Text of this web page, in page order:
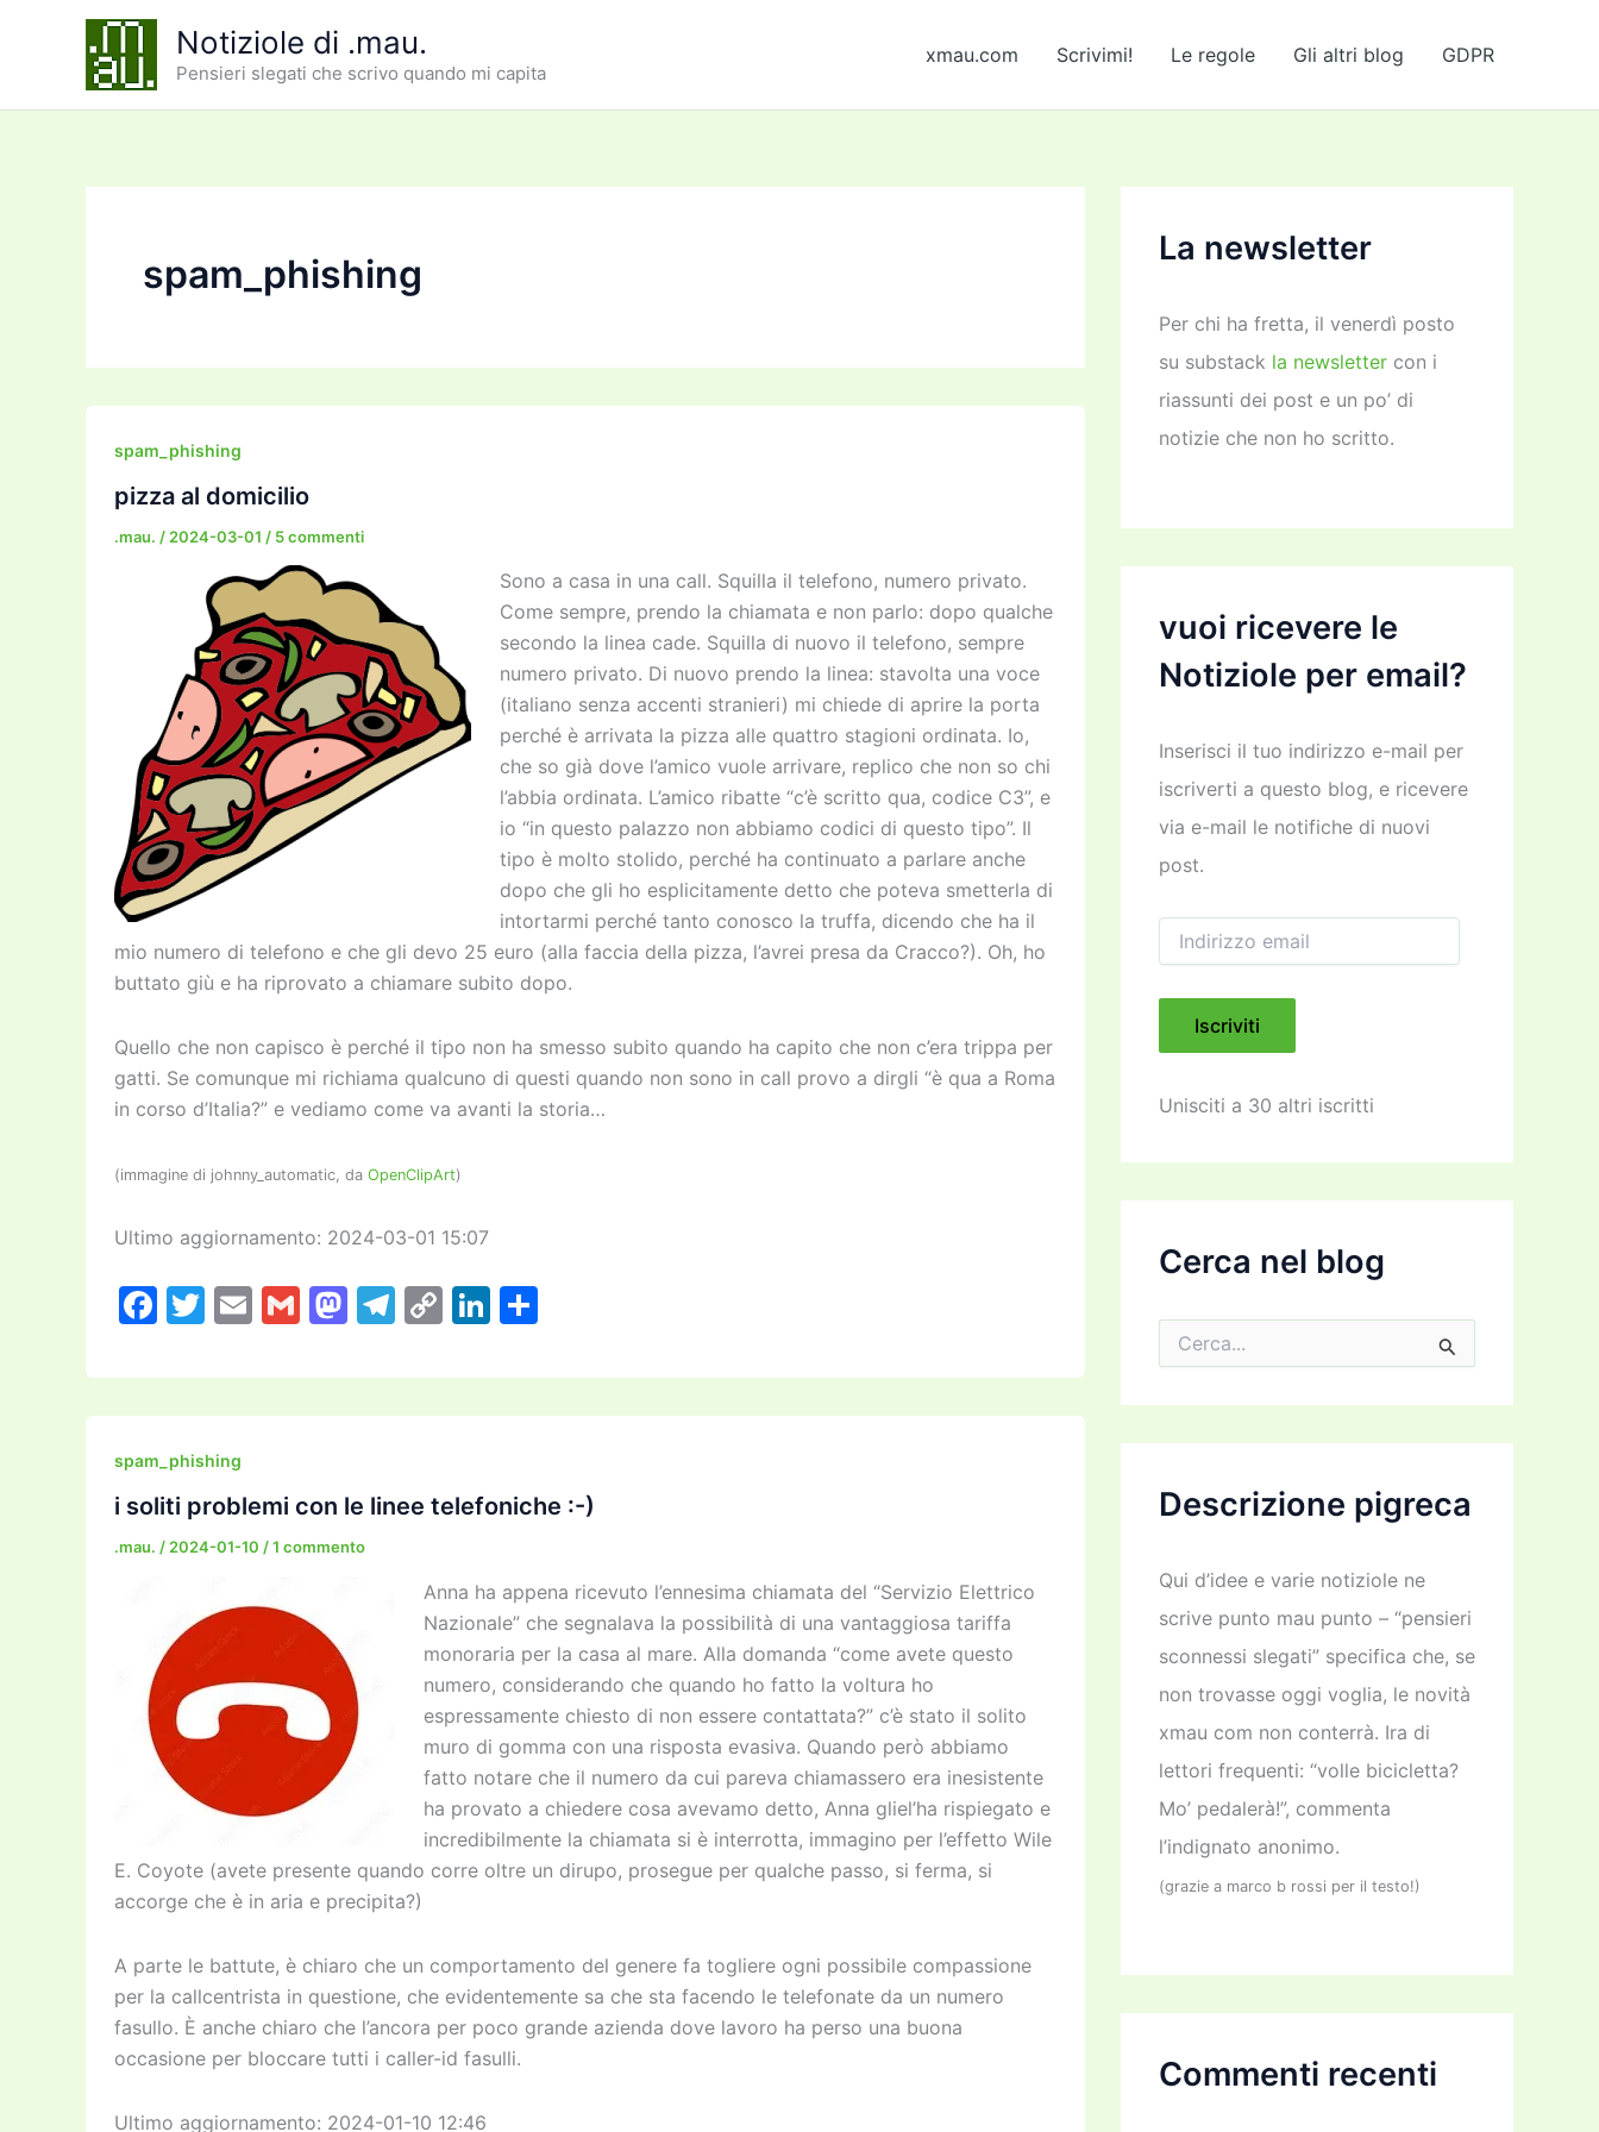
Notiziole di .mau.
Pensieri slegati che scrivo quando mi capita
xmau.com Scrivimi! Le regole Gli altri blog GDPR
spam_phishing
spam_phishing
pizza al domicilio
.mau. / 2024-03-01 / 5 commenti
Sono a casa in una call. Squilla il telefono, numero privato.
Come sempre, prendo la chiamata e non parlo: dopo qualche
secondo la linea cade. Squilla di nuovo il telefono, sempre
numero privato. Di nuovo prendo la linea: stavolta una voce
(italiano senza accenti stranieri) mi chiede di aprire la porta
perché è arrivata la pizza alle quattro stagioni ordinata. Io,
che so già dove l’amico vuole arrivare, replico che non so chi
l’abbia ordinata. L’amico ribatte “c’è scritto qua, codice C3”, e
io “in questo palazzo non abbiamo codici di questo tipo”. Il
tipo è molto stolido, perché ha continuato a parlare anche
dopo che gli ho esplicitamente detto che poteva smetterla di
intortarmi perché tanto conosco la truffa, dicendo che ha il
mio numero di telefono e che gli devo 25 euro (alla faccia della pizza, l’avrei presa da Cracco?). Oh, ho
buttato giù e ha riprovato a chiamare subito dopo.
Quello che non capisco è perché il tipo non ha smesso subito quando ha capito che non c’era trippa per
gatti. Se comunque mi richiama qualcuno di questi quando non sono in call provo a dirgli “è qua a Roma
in corso d’Italia?” e vediamo come va avanti la storia…
(immagine di johnny_automatic, da OpenClipArt)
Ultimo aggiornamento: 2024-03-01 15:07
F
c
e
b
o
o
T
itt
er
E
ai
l
G
ai
l
M
st
o
o
n
T
e
gr
m
C
p
y
n
Li
k
e
n
n
di
di
spam_phishing
i soliti problemi con le linee telefoniche :-)
.mau. / 2024-01-10 /1 commento
Anna ha appena ricevuto l’ennesima chiamata del “Servizio Elettrico
Nazionale” che segnalava la possibilità di una vantaggiosa tariffa
monoraria per la casa al mare. Alla domanda “come avete questo
numero, considerando che quando ho fatto la voltura ho
espressamente chiesto di non essere contattata?” c’è stato il solito
muro di gomma con una risposta evasiva. Quando però abbiamo
fatto notare che il numero da cui pareva chiamassero era inesistente
ha provato a chiedere cosa avevamo detto, Anna gliel’ha rispiegato e
incredibilmente la chiamata si è interrotta, immagino per l’effetto Wile
E. Coyote (avete presente quando corre oltre un dirupo, prosegue per qualche passo, si ferma, si
accorge che è in aria e precipita?)
A parte le battute, è chiaro che un comportamento del genere fa togliere ogni possibile compassione
per la callcentrista in questione, che evidentemente sa che sta facendo le telefonate da un numero
fasullo. È anche chiaro che l’ancora per poco grande azienda dove lavoro ha perso una buona
occasione per bloccare tutti i caller-id fasulli.
Ultimo aggiornamento: 2024-01-10 12:46
La newsletter
Per chi ha fretta, il venerdì posto
su substack la newsletter con i
riassunti dei post e un po’ di
notizie che non ho scritto.
vuoi ricevere le
Notiziole per email?
Inserisci il tuo indirizzo e-mail per
iscriverti a questo blog, e ricevere
via e-mail le notifiche di nuovi
post.
i
i
z
o
m
Iscriviti
Unisciti a 30 altri iscritti
Cerca nel blog
c
:
Descrizione pigreca
Qui d’idee e varie notiziole ne
scrive punto mau punto – “pensieri
sconnessi slegati” specifica che, se
non trovasse oggi voglia, le novità
xmau com non conterrà. Ira di
lettori frequenti: “volle bicicletta?
Mo’ pedalerà!”, commenta
l’indignato anonimo.
(grazie a marco b rossi per il testo!)
Commenti recenti